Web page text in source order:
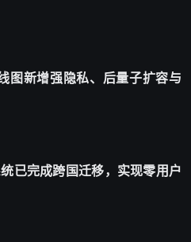
图新增强隐私、后量子扩容与
已完成跨国迁移，实现零用户